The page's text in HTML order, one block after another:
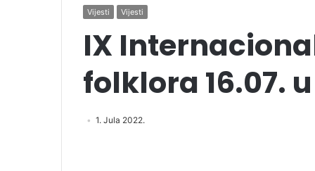
Vijesti Vijesti
IX
folklora 16.07.
1. Jula 2022.